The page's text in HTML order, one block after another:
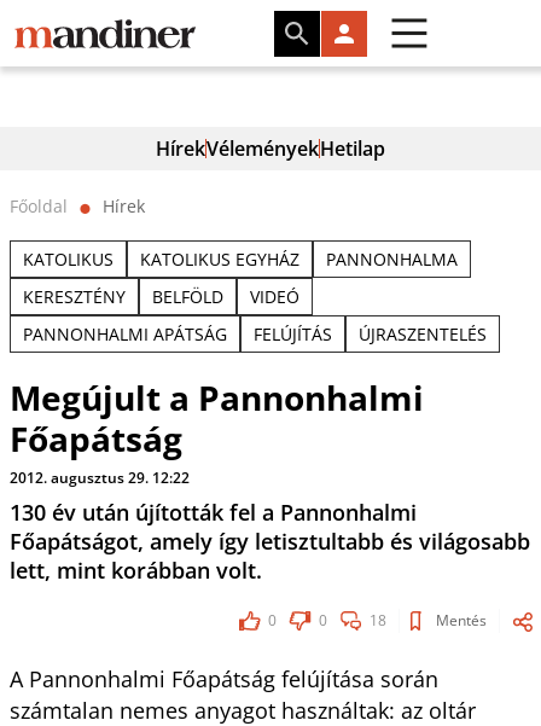
HírekVéleményekHetilap
Főoldal ⬤ Hírek
KATOLIKUS KATOLIKUS EGYHÁZ
PANNONHALMA
KERESZTÉNY
BELFÖLD
VIDEÓ
PANNONHALMI APÁTSÁG
FELÚJÍTÁS ÚJRASZENTELÉS
Megújult a Pannonhalmi
Főapátság
2012. augusztus 29. 12:22
130 év után újították fel a Pannonhalmi
Főapátságot, amely így letisztultabb és világosabb
lett, mint korábban volt.
0 0 18 Mentés
A Pannonhalmi Főapátság felújítása során
számtalan nemes anyagot használtak: az oltár